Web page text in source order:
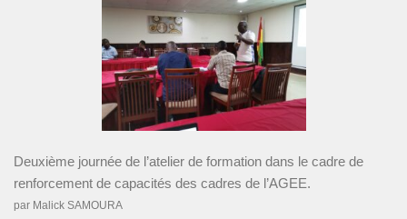
Deuxième journée de l’atelier de formation dans le cadre de
renforcement de capacités des cadres de l’AGEE.
par Malick SAMOURA